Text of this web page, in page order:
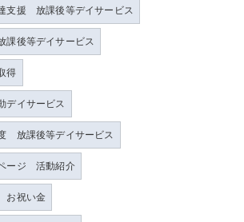
支援 放課後等デイサービス
後等デイサービス
得
イサービス
放課後等デイサービス
ージ 活動紹介
祝い金